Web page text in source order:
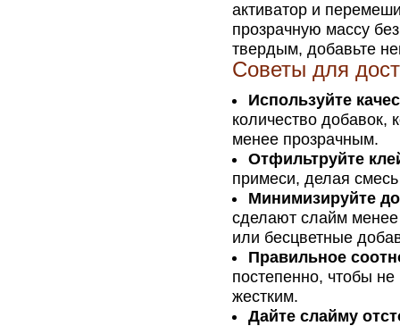
активатор и
прозрачную массу
твердым, добавьте
Советы для
Используйте
количество добавок,
менее прозрачным.
Отфильтруйте
примеси, делая
Минимизируйте
сделают слайм
или бесцветные
Правильное
постепенно, чтобы
жестким.
Дайте слайму